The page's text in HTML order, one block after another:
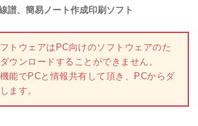
譜、簡易ノート作成印刷ソフト
トウェアはPC向けのソフトウェアのた
ウンロードすることができません。
能でPCと情報共有して頂き、PCからダ
ます。